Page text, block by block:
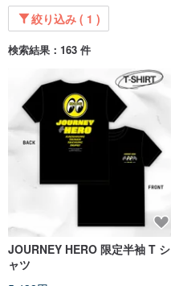
絞り込み ( 1 )
検索結果：163 件
JOURNEY HERO 限定半袖 T シ
ャツ